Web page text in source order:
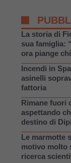
La storia di
sua famiglia:
ora piange
Incendi in
asinelli
fattoria
Rimane fuori
aspettando
destino di
Le marmotte
motivo molto
ricerca